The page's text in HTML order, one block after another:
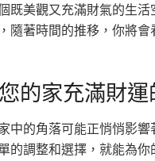
既美觀又充滿財氣的生
隨著時間的推移，你將會
的家充滿財
中的角落可能正悄悄影
的調整和選擇，就能為你